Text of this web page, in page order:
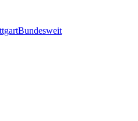
Bundesweit